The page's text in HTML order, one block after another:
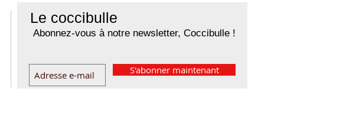
Le coccibulle
Abonnez-vous à notre newsletter, Coccibulle !
S'abonner maintenant